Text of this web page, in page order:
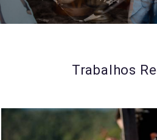
Trabalhos